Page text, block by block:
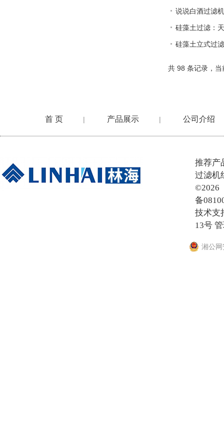
说说白酒过滤
硅藻土过滤：
硅藻土立式过
共 98 条记录，
首 页 | 产品展示 | 公司介绍
推荐产
过滤机
©2026
备
技术支
13号
湘公